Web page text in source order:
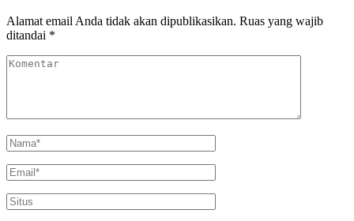
Alamat email Anda tidak akan dipublikasikan. Ruas yang wajib
ditandai *